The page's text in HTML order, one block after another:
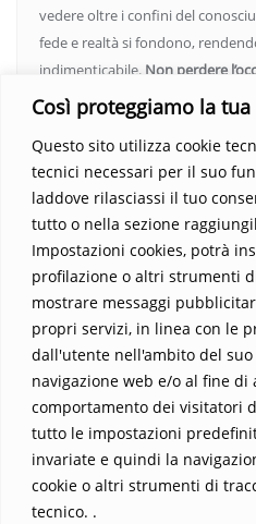
Così proteggiamo la
Questo sito utilizza cookie
tecnici necessari per il suo
laddove rilasciassi il tuo
tutto o nella sezione
Impostazioni cookies, potrà
profilazione o altri strumenti
mostrare messaggi
propri servizi, in linea con le
dall'utente nell'ambito del
navigazione web e/o al fine
comportamento dei visitatori
tutto le impostazioni
invariate e quindi la
cookie o altri strumenti di
tecnico. .
vedere oltre i confini del
fede e realtà si fondono,
indimenticabile. Non perdere
questo viaggio straordinario.
Parola trasformi la tua vita
Home
Sostieni La Buona Parola – dona
conta
Chi sono?
I viaggi dell’anima